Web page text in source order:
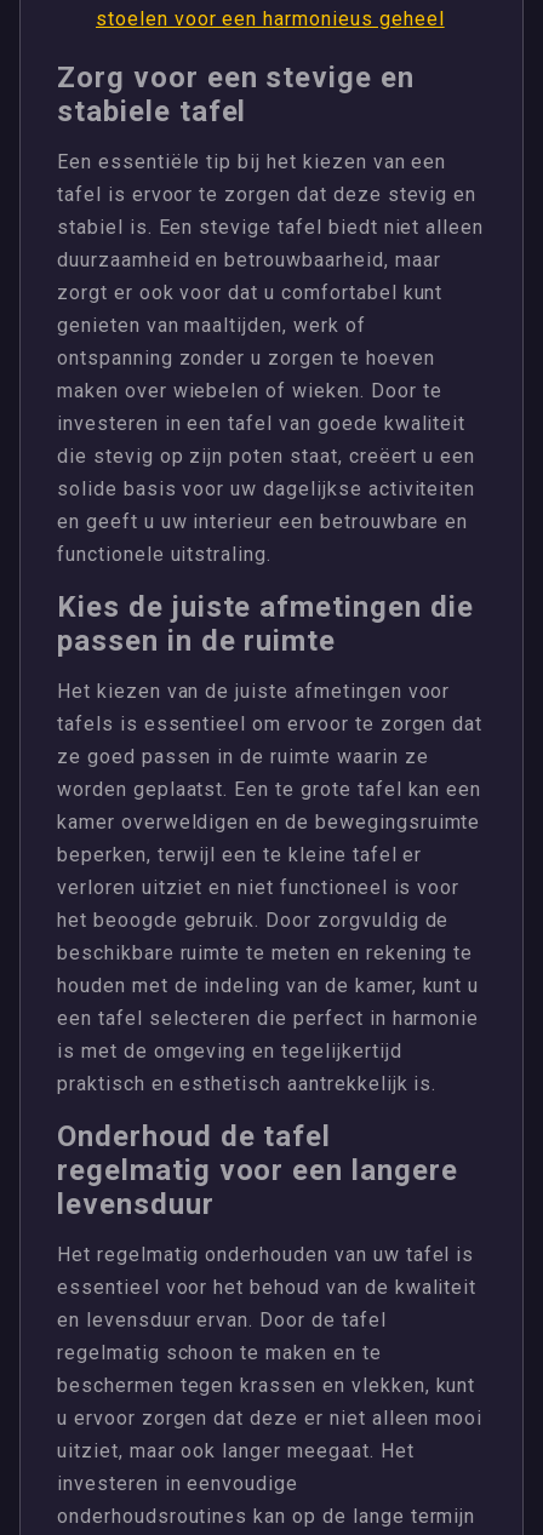
stoelen voor een harmonieus geheel
Zorg voor een stevige en
stabiele tafel
Een essentiële tip bij het kiezen van een
tafel is ervoor te zorgen dat deze stevig en
stabiel is. Een stevige tafel biedt niet alleen
duurzaamheid en betrouwbaarheid, maar
zorgt er ook voor dat u comfortabel kunt
genieten van maaltijden, werk of
ontspanning zonder u zorgen te hoeven
maken over wiebelen of wieken. Door te
investeren in een tafel van goede kwaliteit
die stevig op zijn poten staat, creëert u een
solide basis voor uw dagelijkse activiteiten
en geeft u uw interieur een betrouwbare en
functionele uitstraling.
Kies de juiste afmetingen die
passen in de ruimte
Het kiezen van de juiste afmetingen voor
tafels is essentieel om ervoor te zorgen dat
ze goed passen in de ruimte waarin ze
worden geplaatst. Een te grote tafel kan een
kamer overweldigen en de bewegingsruimte
beperken, terwijl een te kleine tafel er
verloren uitziet en niet functioneel is voor
het beoogde gebruik. Door zorgvuldig de
beschikbare ruimte te meten en rekening te
houden met de indeling van de kamer, kunt u
een tafel selecteren die perfect in harmonie
is met de omgeving en tegelijkertijd
praktisch en esthetisch aantrekkelijk is.
Onderhoud de tafel
regelmatig voor een langere
levensduur
Het regelmatig onderhouden van uw tafel is
essentieel voor het behoud van de kwaliteit
en levensduur ervan. Door de tafel
regelmatig schoon te maken en te
beschermen tegen krassen en vlekken, kunt
u ervoor zorgen dat deze er niet alleen mooi
uitziet, maar ook langer meegaat. Het
investeren in eenvoudige
onderhoudsroutines kan op de lange termijn